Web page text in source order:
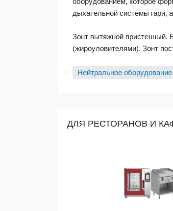
дыхательной системы гари,
Зонт вытяжной пристенный.
(жироуловителями). Зонт
Нейтральное оборудование
ДЛЯ РЕСТОРАНОВ И